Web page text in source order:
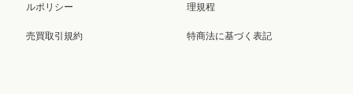
ルポリシー
売買取引規約
理規程
特商法に基づく表記